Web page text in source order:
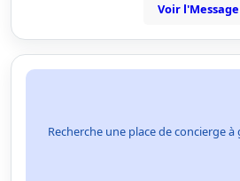
Voir l'Message
Recherche une place de concierge